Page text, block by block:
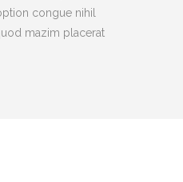
congue nihil
mazim placerat